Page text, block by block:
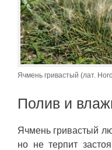
Ячмень гривастый (лат.
Полив и
Ячмень гривастый
но не терпит